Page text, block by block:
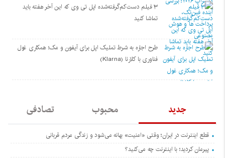
۳ فیلم دست‌کم‌گرفته‌شده اپل تی وی که این آخر هفته باید
تماشا کنید
طرح اجاره به شرط تملیک اپل برای آیفون و مک؛ همکاری غول
فناوری با کلارنا (Klarna)
جدید محبوب تصادفی
قطع اینترنت در ایران؛ وقتی «امنیت» بهانه می‌شود و زندگی مردم قربانی
پیرمان کردید؛ با اینترنت چه می‌کنید؟